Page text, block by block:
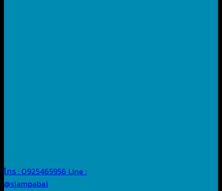
โทร : 0925465956 Line :
@siampabai